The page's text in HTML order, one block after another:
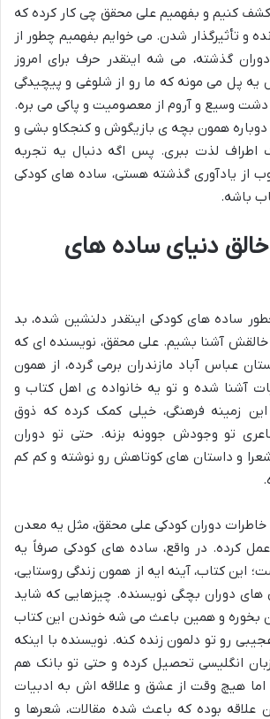
کشف کنیم و بفهمیم علی محقق چی کار کرده که
و تأثیرگذار شدن. می خوایم بفهمیم چطور از
گذشته، می شه اینقدر حرف برای امروز
پل می مونه که ما رو از شلوغی و پیچیدگی
دشت وسیع و آروم از معصومیت و پاکی می بره.
همون بچه ی بازیگوش و کنجکاو بشی و
لذت ببری. پس اگه دنبال یه تجربه
یادآوری گذشته هستی، ساده های کودکی
باشه.
دنیای ساده های
ساده های کودکی اینقدر دلنشین شده، بد
آشنا بشیم. علی محقق، نویسنده ای که
عباس آباد مازندران برمی گرده، از همون
آشنا شده و تو یه خانواده ی اهل کتاب و
زمینه فرهنگی، خیلی کمک کرده که ذوق
تو وجودش جوونه بزنه. حتی تو دوران
و داستان های کوتاهش رو نوشته و کم کم
دوران کودکی علی محقق، مثل یه معدن
کرده. در واقع، ساده های کودکی صرفاً یه
این کتاب، آینه ایه از همون زندگی روستایی،
دوران بچگی نویسنده. چیزهایی که شاید
بخوره و همین باعث می شه خوندن این کتاب
رو تو دلمون زنده کنه. نویسنده با اینکه
انگلیسی تحصیل کرده و حتی تو بانک هم
اما هیچ وقت از عشق و علاقه اش به ادبیات
بوده که باعث شده مقالات، شعرها و